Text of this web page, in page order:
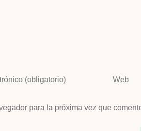
para la próxima vez que